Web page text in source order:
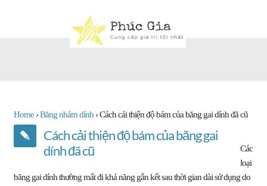
Home ›Băng nhám dính ›Cách cải thiện độ bám của băng gai dính đã cũ
Cách cải thiện độ bám của băng gai
dính đã cũ
Các
loại
băng gai dính thường mất đi khả năng gắn kết sau thời gian dài sử dụng do